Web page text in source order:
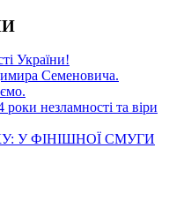
України!
Семеновича.
незламності та віри
У ФІНІШНОЇ СМУГИ